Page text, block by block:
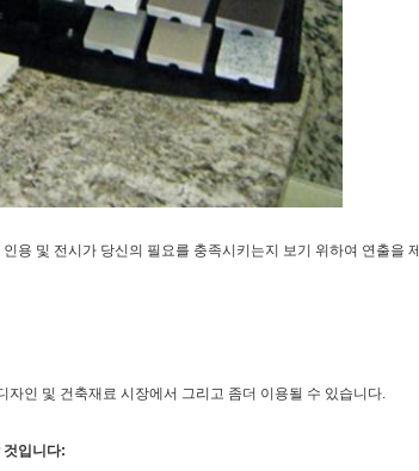
용 및 전시가 당신의 필요를 충족시키는지 보기 위하여 연출을 제
인 및 건축재료 시장에서 그리고 좀더 이용될 수 있습니다.
것입니다: